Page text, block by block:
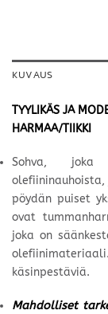
KUVAUS
TYYLIKÄS JA
HARMAA/TIIKKI
Sohva, joka
pöydän puiset
ovat
joka on
käsinpestäviä.
Mahdolliset